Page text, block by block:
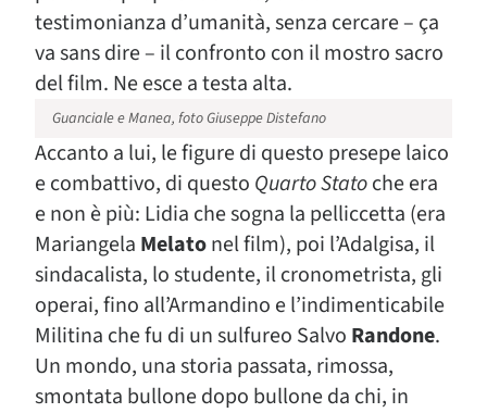
testimonianza d’umanità, senza cercare – ça
va sans dire – il confronto con il mostro sacro
del film. Ne esce a testa alta.
Guanciale e Manea, foto Giuseppe Distefano
Accanto a lui, le figure di questo presepe laico
e combattivo, di questo Quarto Statoche era
e non è più: Lidia che sogna la pelliccetta (era
Mariangela Melatonel film), poi l’Adalgisa, il
sindacalista, lo studente, il cronometrista, gli
operai, fino all’Armandino e l’indimenticabile
Militina che fu di un sulfureo Salvo Randone.
Un mondo, una storia passata, rimossa,
smontata bullone dopo bullone da chi, in